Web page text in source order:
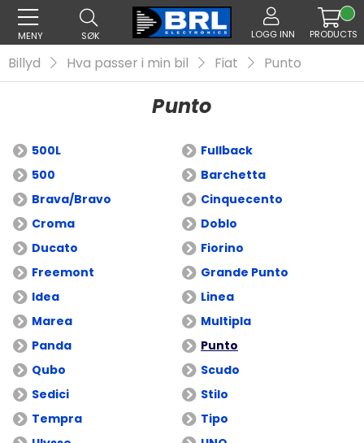
MENY SØK LOGG INN PRODUCTS
Billyd Hva passer i min bil Fiat Punto
Punto
500L
Fullback
500
Barchetta
Brava/Bravo
Cinquecento
Croma
Doblo
Ducato
Fiorino
Freemont
Grande Punto
Idea
Linea
Marea
Multipla
Panda
Punto
Qubo
Scudo
Sedici
Stilo
Tempra
Tipo